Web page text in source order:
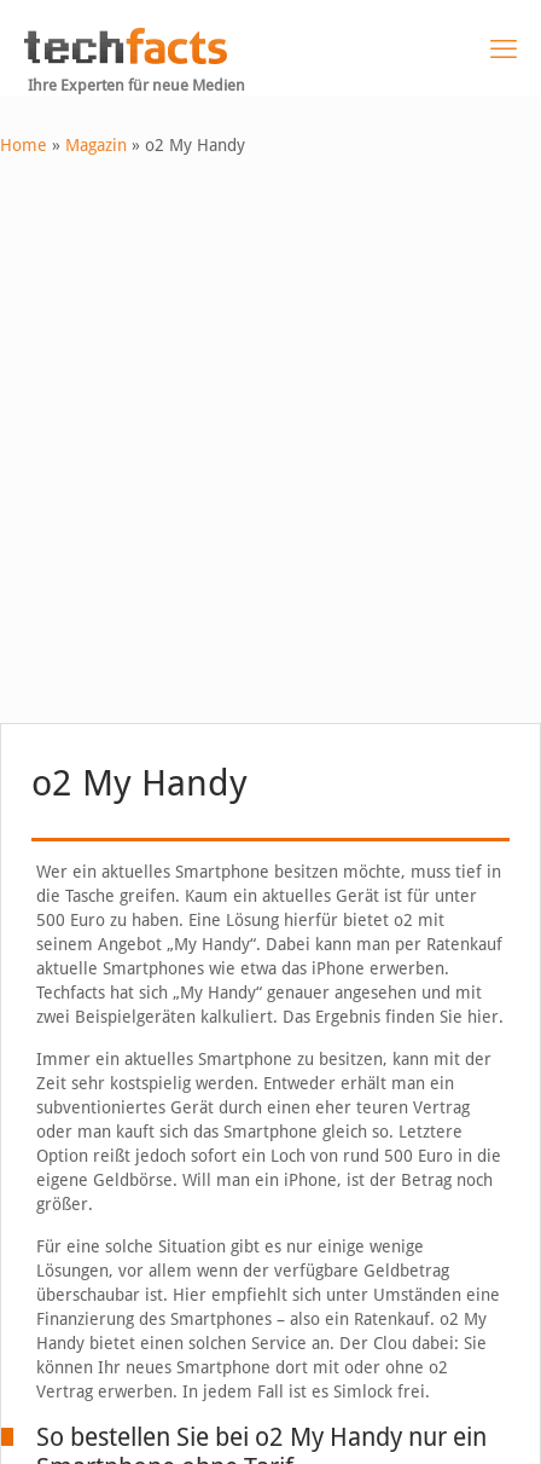
Ihre Experten für neue Medien
Home » Magazin » o2 My Handy
o2 My Handy
Wer ein aktuelles Smartphone besitzen möchte, muss tief in
die Tasche greifen. Kaum ein aktuelles Gerät ist für unter
500 Euro zu haben. Eine Lösung hierfür bietet o2 mit
seinem Angebot „My Handy“. Dabei kann man per Ratenkauf
aktuelle Smartphones wie etwa das iPhone erwerben.
Techfacts hat sich „My Handy“ genauer angesehen und mit
zwei Beispielgeräten kalkuliert. Das Ergebnis finden Sie hier.
Immer ein aktuelles Smartphone zu besitzen, kann mit der
Zeit sehr kostspielig werden. Entweder erhält man ein
subventioniertes Gerät durch einen eher teuren Vertrag
oder man kauft sich das Smartphone gleich so. Letztere
Option reißt jedoch sofort ein Loch von rund 500 Euro in die
eigene Geldbörse. Will man ein iPhone, ist der Betrag noch
größer.
Für eine solche Situation gibt es nur einige wenige
Lösungen, vor allem wenn der verfügbare Geldbetrag
überschaubar ist. Hier empfiehlt sich unter Umständen eine
Finanzierung des Smartphones – also ein Ratenkauf. o2 My
Handy bietet einen solchen Service an. Der Clou dabei: Sie
können Ihr neues Smartphone dort mit oder ohne o2
Vertrag erwerben. In jedem Fall ist es Simlock frei.
So bestellen Sie bei o2 My Handy nur ein